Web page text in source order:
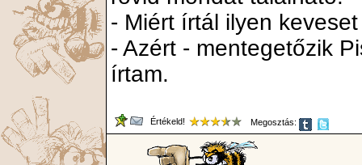
- Miért írtál ilyen
- Azért - mentegetőzik
írtam.
Értékeld! Megosztás: